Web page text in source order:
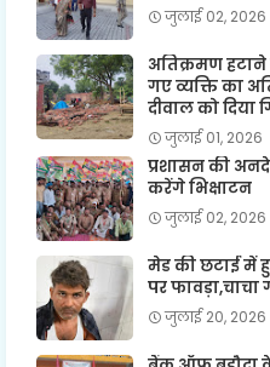
जुलाई 02, 2026
अतिक्रमण
गए व्यक्ति का
दीवाल को
जुलाई 01, 2026
प्रशासन की
करेंगे भिक्षाटन
जुलाई 02, 2026
मेड की छटाई में
पर
जुलाई 20, 2026